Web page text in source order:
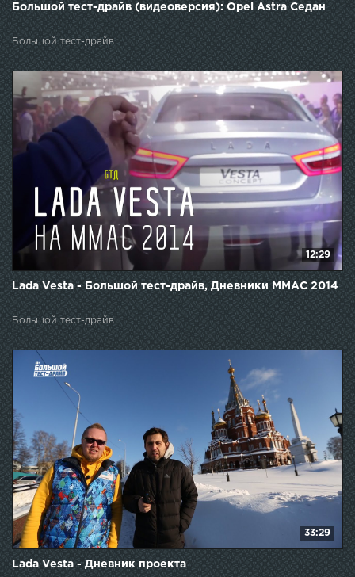
Большой тест-драйв (видеоверсия): Opel Astra Седан
Большой тест-драйв
12:29
Lada Vesta - Большой тест-драйв, Дневники ММАС 2014
Большой тест-драйв
33:29
Lada Vesta - Дневник проекта